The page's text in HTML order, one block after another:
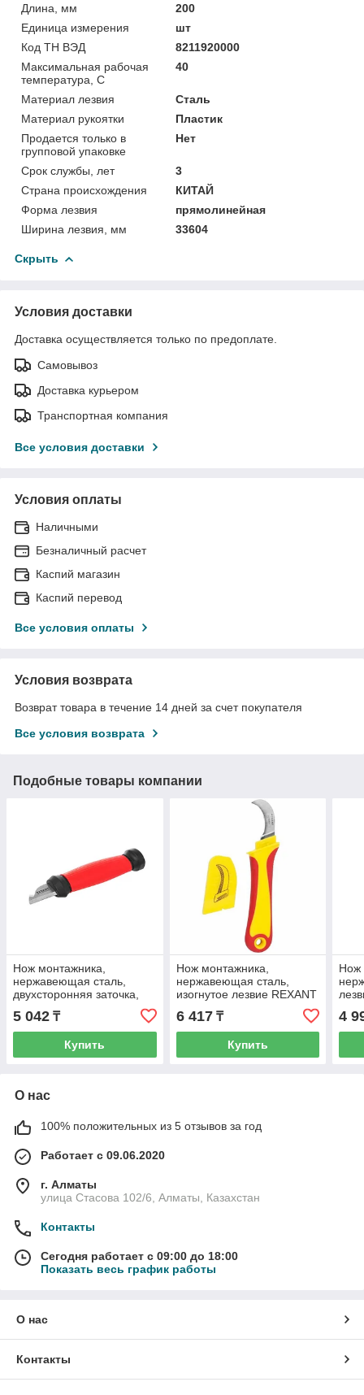
Длина, мм
200
Единица измерения
шт
Код ТН ВЭД
8211920000
Максимальная рабочая
температура, С
40
Материал лезвия
Сталь
Материал рукоятки
Пластик
Продается только в
групповой упаковке
Нет
Срок службы, лет
3
Страна происхождения
КИТАЙ
Форма лезвия
прямолинейная
Ширина лезвия, мм
33604
Скрыть
Условия доставки
Доставка осуществляется только по предоплате.
Самовывоз
Доставка курьером
Транспортная компания
Все условия доставки
Условия оплаты
Наличными
Безналичный расчет
Каспий магазин
Каспий перевод
Все условия оплаты
Условия возврата
Возврат товара в течение 14 дней за счет покупателя
Все условия возврата
Подобные товары компании
Нож монтажника,
нержавеющая сталь,
двухсторонняя заточка,
лезвие 33 мм REXANT
5 042 ₸
Купить
Нож монтажника,
нержавеющая сталь,
изогнутое лезвие REXANT
6 417₸
Купить
Нож
4
О нас
100% положительных из 5 отзывов за год
Работает с 09.06.2020
г. Алматы
улица Стасова 102/6, Алматы, Казахстан
Контакты
Сегодня работает с 09:00 до 18:00
Показать весь график работы
О нас
Контакты